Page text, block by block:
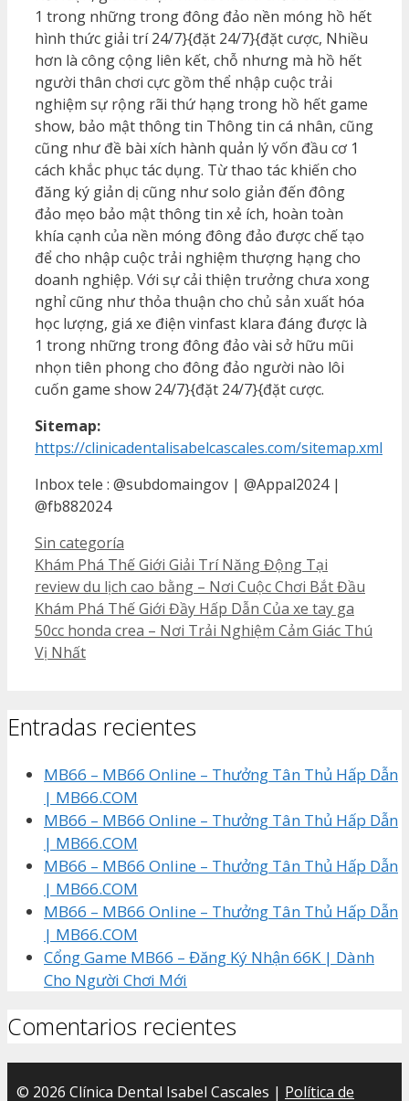
1 trong những trong đông đảo nền móng hồ hết
hình thức giải trí 24/7}{đặt 24/7}{đặt cược, Nhiều
hơn là công cộng liên kết, chỗ nhưng mà hồ hết
người thân chơi cực gồm thể nhập cuộc trải
nghiệm sự rộng rãi thứ hạng trong hồ hết game
show, bảo mật thông tin Thông tin cá nhân, cũng
cũng như đề bài xích hành quản lý vốn đầu cơ 1
cách khắc phục tác dụng. Từ thao tác khiến cho
đăng ký giản dị cũng như solo giản đến đông
đảo mẹo bảo mật thông tin xẻ ích, hoàn toàn
khía cạnh của nền móng đông đảo được chế tạo
để cho nhập cuộc trải nghiệm thượng hạng cho
doanh nghiệp. Với sự cải thiện trưởng chưa xong
nghỉ cũng như thỏa thuận cho chủ sản xuất hóa
học lượng, giá xe điện vinfast klara đáng được là
1 trong những trong đông đảo vài sở hữu mũi
nhọn tiên phong cho đông đảo người nào lôi
cuốn game show 24/7}{đặt 24/7}{đặt cược.
Sitemap:
https://clinicadentalisabelcascales.com/sitemap.xml
Inbox tele : @subdomaingov | @Appal2024 |
@fb882024
Categorías
Sin categoría
Khám Phá Thế Giới Giải Trí Năng Động Tại
review du lịch cao bằng – Nơi Cuộc Chơi Bắt Đầu
Khám Phá Thế Giới Đầy Hấp Dẫn Của xe tay ga
50cc honda crea – Nơi Trải Nghiệm Cảm Giác Thú
Vị Nhất
Entradas recientes
MB66 – MB66 Online – Thưởng Tân Thủ Hấp Dẫn
| MB66.COM
MB66 – MB66 Online – Thưởng Tân Thủ Hấp Dẫn
| MB66.COM
MB66 – MB66 Online – Thưởng Tân Thủ Hấp Dẫn
| MB66.COM
MB66 – MB66 Online – Thưởng Tân Thủ Hấp Dẫn
| MB66.COM
Cổng Game MB66 – Đăng Ký Nhận 66K | Dành
Cho Người Chơi Mới
Comentarios recientes
© 2026 Clínica Dental Isabel Cascales | Política de